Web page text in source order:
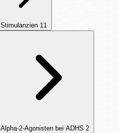
Stimulanzien 11
Alpha-2-Agonisten bei ADHS 2